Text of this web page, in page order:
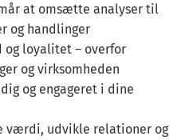
at omsætte analyser til
og handlinger
og loyalitet – overfor
og virksomheden
og engageret i dine
værdi, udvikle relationer og